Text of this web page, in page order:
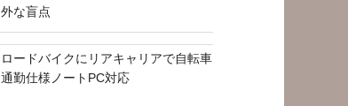
外な盲点
ロードバイクにリアキャリアで自転車
通勤仕様ノートPC対応